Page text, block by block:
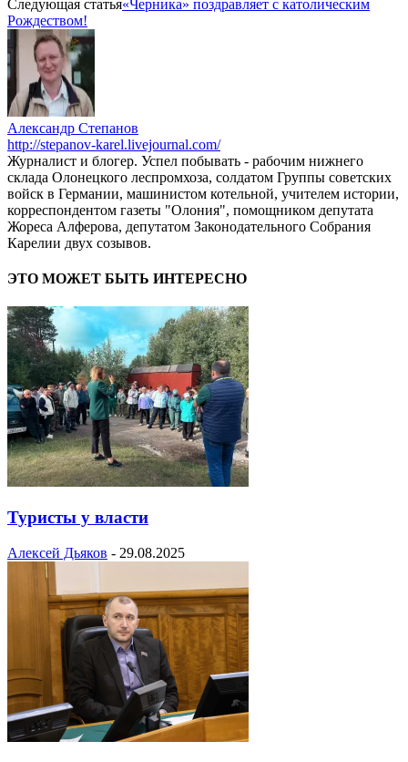
Следующая статья«Черника» поздравляет с католическим
Рождеством!
Александр Степанов
http://stepanov-karel.livejournal.com/
Журналист и блогер. Успел побывать - рабочим нижнего
склада Олонецкого леспромхоза, солдатом Группы советских
войск в Германии, машинистом котельной, учителем истории,
корреспондентом газеты "Олония", помощником депутата
Жореса Алферова, депутатом Законодательного Собрания
Карелии двух созывов.
ЭТО МОЖЕТ БЫТЬ ИНТЕРЕСНО
Туристы у власти
Алексей Дьяков - 29.08.2025